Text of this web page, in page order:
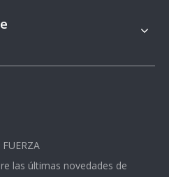
las últimas novedades de